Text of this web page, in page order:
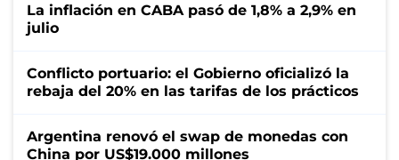
La inflación en CABA pasó de 1,8% a 2,9% en
julio
Conflicto portuario: el Gobierno oficializó la
rebaja del 20% en las tarifas de los prácticos
Argentina renovó el swap de monedas con
China por US$19.000 millones